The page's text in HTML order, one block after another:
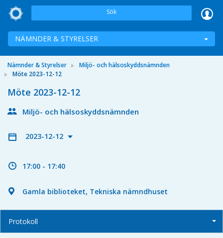
Sök
NÄMNDER & STYRELSER
Nämnder & Styrelser
Miljö- och hälsoskyddsnämnden
Möte 2023-12-12
Möte 2023-12-12
Miljö- och hälsoskyddsnämnden
2023-12-12
17:00 - 17:40
Gamla biblioteket, Tekniska nämndhuset
Protokoll